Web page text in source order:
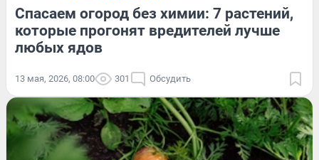
Спасаем огород без химии: 7 растений,
которые прогонят вредителей лучше
любых ядов
13 мая, 2026, 08:00 301 Обсудить